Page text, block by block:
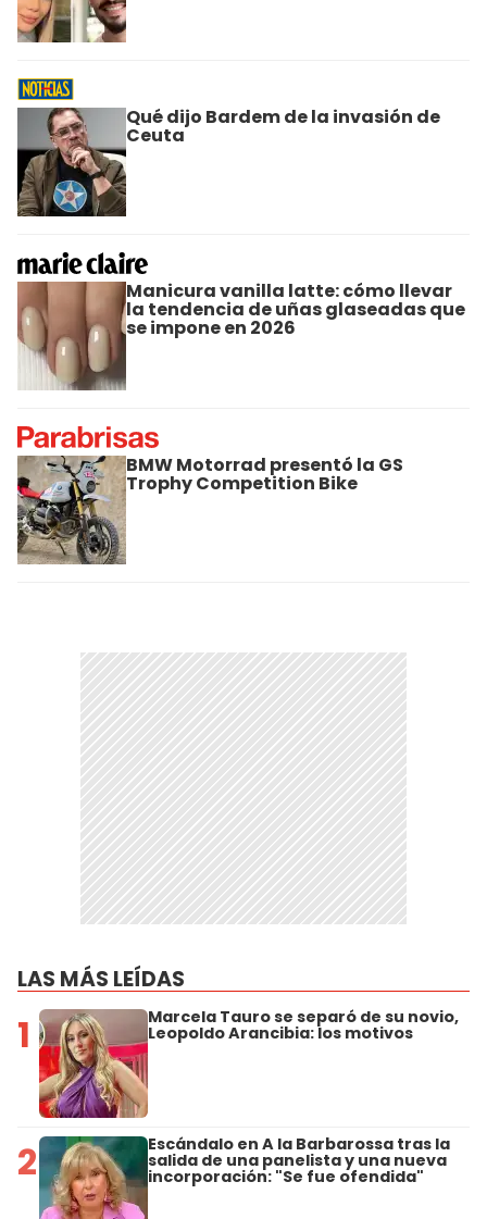
Qué dijo Bardem de la invasión de
Ceuta
Manicura vanilla latte: cómo llevar
la tendencia de uñas glaseadas que
se impone en 2026
BMW Motorrad presentó la GS
Trophy Competition Bike
LAS MÁS LEÍDAS
1 Marcela Tauro se separó de su novio,
Leopoldo Arancibia: los motivos
2 Escándalo en A la Barbarossa tras la
salida de una panelista y una nueva
incorporación: "Se fue ofendida"